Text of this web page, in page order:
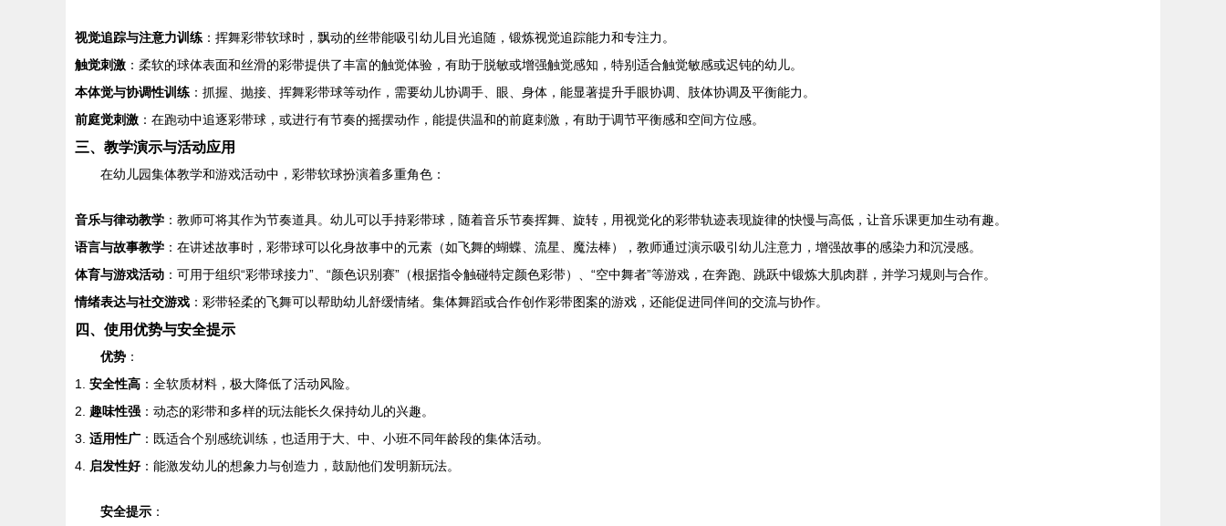
视觉追踪与注意力训练 ：挥舞彩带软球时，飘动的丝带能吸引幼儿目光追随，锻炼视觉追踪能力和专注力。
触觉刺激 ：柔软的球体表面和丝滑的彩带提供了丰富的触觉体验，有助于脱敏或增强触觉感知，特别适合触觉敏感或迟钝的幼儿。
本体觉与协调性训练 ：抓握、抛接、挥舞彩带球等动作，需要幼儿协调手、眼、身体，能显著提升手眼协调、肢体协调及平衡能力。
前庭觉刺激 ：在跑动中追逐彩带球，或进行有节奏的摇摆动作，能提供温和的前庭刺激，有助于调节平衡感和空间方位感。
三、教学演示与活动应用
在幼儿园集体教学和游戏活动中，彩带软球扮演着多重角色：
音乐与律动教学 ：教师可将其作为节奏道具。幼儿可以手持彩带球，随着音乐节奏挥舞、旋转，用视觉化的彩带轨迹表现旋律的快慢与高低，让音乐课更加生动有趣。
语言与故事教学 ：在讲述故事时，彩带球可以化身故事中的元素（如飞舞的蝴蝶、流星、魔法棒），教师通过演示吸引幼儿注意力，增强故事的感染力和沉浸感。
体育与游戏活动 ：可用于组织“彩带球接力”、“颜色识别赛”（根据指令触碰特定颜色彩带）、“空中舞者”等游戏，在奔跑、跳跃中锻炼大肌肉群，并学习规则与合作。
情绪表达与社交游戏 ：彩带轻柔的飞舞可以帮助幼儿舒缓情绪。集体舞蹈或合作创作彩带图案的游戏，还能促进同伴间的交流与协作。
四、使用优势与安全提示
优势 ：
1. 安全性高 ：全软质材料，极大降低了活动风险。
2. 趣味性强 ：动态的彩带和多样的玩法能长久保持幼儿的兴趣。
3. 适用性广 ：既适合个别感统训练，也适用于大、中、小班不同年龄段的集体活动。
4.
启发性好：能激发幼儿的想象力与创造力，鼓励他们发明新玩法。
安全提示 ：